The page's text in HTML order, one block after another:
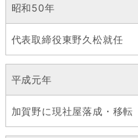
昭和50年
代表取締役東野久松就任
平成元年
加賀野に現社屋落成・移転